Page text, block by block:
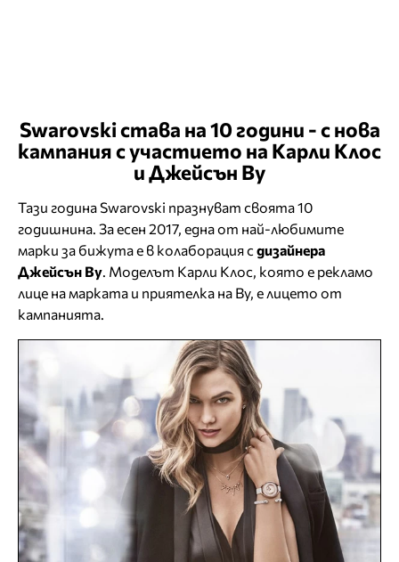
Swarovski става на 10 години - с нова
кампания с участието на Карли Клос
и Джейсън Ву
Тази година Swarovski празнуват своята 10
годишнина. За есен 2017, една от най-любимите
марки за бижута е в колаборация с дизайнера
Джейсън Ву . Моделът Карли Клос, която е рекламо
лице на марката и приятелка на Ву, е лицето от
кампанията.